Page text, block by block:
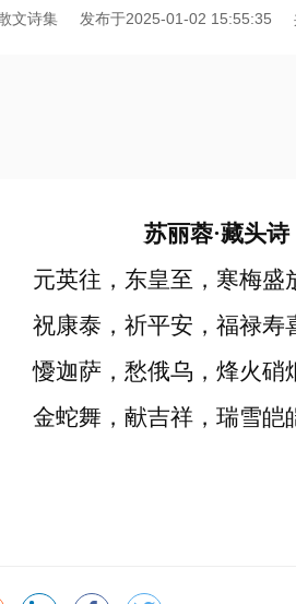
文诗集 发布于2025-01-02 15:55:35
苏丽蓉·藏头诗
元英往，东皇至，寒梅盛
祝康泰，祈平安，福禄寿
懮迦萨，愁俄乌，烽火硝
金蛇舞，献吉祥，瑞雪皑